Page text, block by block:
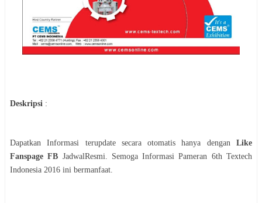
Deskripsi :
Dapatkan Informasi terupdate secara otomatis hanya dengan Like
Fanspage FB JadwalResmi. Semoga InformasiPameran 6th Textech
Indonesia 2016 ini bermanfaat.